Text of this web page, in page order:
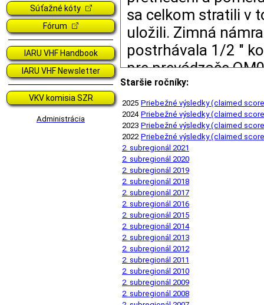
Súťažné kóty
Fórum
IARU VHF Handbook
IARU VHF Newsletter
VKV komisia SZR
Administrácia
sa celkom stratili v
uložili. Zimná
postrhávala 1/2 "
pre prevádzače
poriadku. Keďže
splnené, chalani
zavysielali, čím by
Postavili sme jednu
jednoduché antény,
v mikrovlnnom
Jan OK1ZHS za
Report zde:
ok1kpa.html
OM3CPW Stano
V 2.subregionále
funkciu prepojenia
Staršie ročníky:
2025 Priebežné výsledky (claimed
2024 Priebežné výsledky (claimed
2023 Priebežné výsledky (claimed
2022 Priebežné výsledky (claimed
2. subregionál 2021
2. subregionál 2020
2. subregionál 2019
2. subregionál 2018
2. subregionál 2017
2. subregionál 2016
2. subregionál 2015
2. subregionál 2014
2. subregionál 2013
2. subregionál 2012
2. subregionál 2011
2. subregionál 2010
2. subregionál 2009
2. subregionál 2008